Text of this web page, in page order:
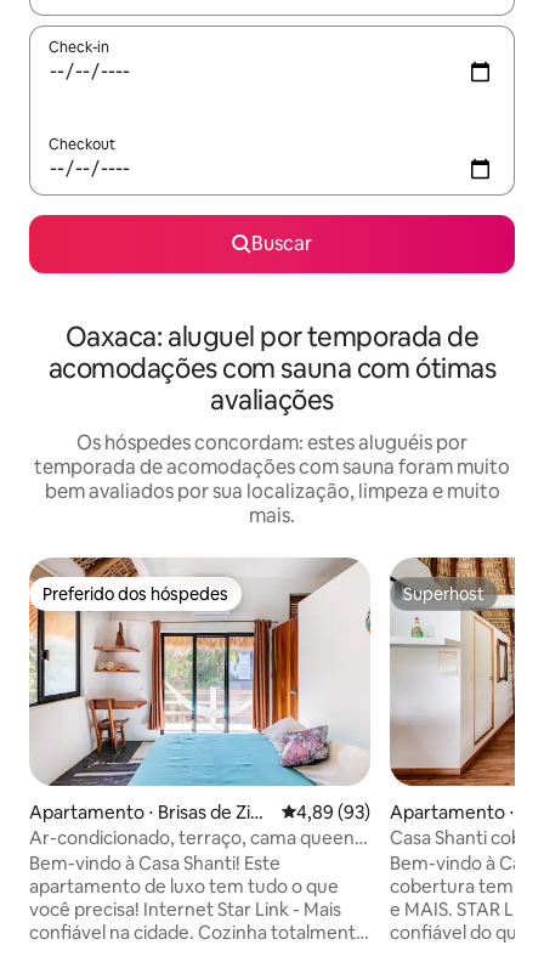
Check-in
Checkout
Buscar
Oaxaca: aluguel por temporada de
acomodações com sauna com ótimas
avaliações
Os hóspedes concordam: estes aluguéis por
temporada de acomodações com sauna foram muito
bem avaliados por sua localização, limpeza e muito
mais.
Preferido dos hóspedes
Preferido dos hóspedes
Apartamento ⋅ Brisas de Zica
tela
4,89 de uma avaliação média
4,89 (93)
Ar-condicionado, terraço, cama queen-
melhor localização perto da praia
Bem-vindo à Casa Shanti! Este
apartamento de luxo tem tudo o que
você precisa! Internet Star Link - Mais
confiável na cidade. Cozinha totalmente
Superhost
Superhost
Apartamento ⋅
ela
Casa Shanti
melhor praia
Bem-vindo à
cobertura tem
e MAIS. STAR LINK INTERNET. mais
confiável do que